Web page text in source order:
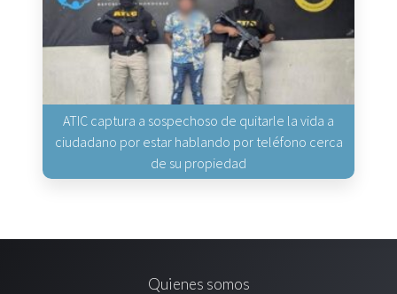
ATIC captura a sospechoso de quitarle la vida a
ciudadano por estar hablando por teléfono cerca
de su propiedad
Quienes somos